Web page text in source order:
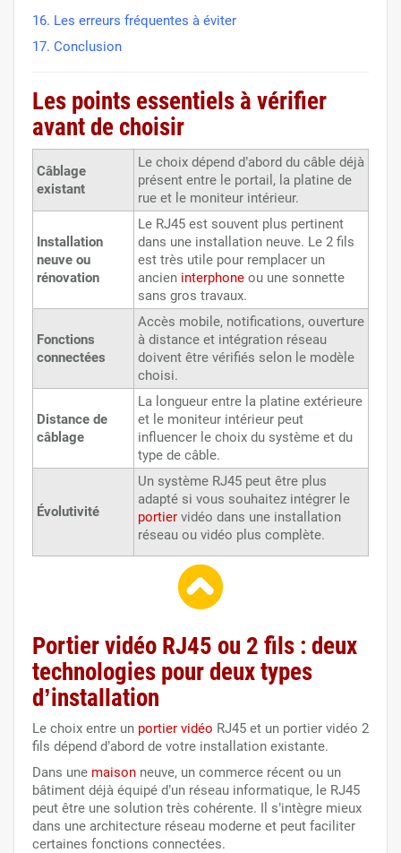
16. Les erreurs fréquentes à éviter
17. Conclusion
Les points essentiels à vérifier
avant de choisir
Câblage
existant
Le choix dépend d’abord du câble déjà
présent entre le portail, la platine de
rue et le moniteur intérieur.
Installation
neuve ou
rénovation
Le RJ45 est souvent plus pertinent
dans une installation neuve. Le 2 fils
est très utile pour remplacer un
ancien interphone ou une sonnette
sans gros travaux.
Fonctions
connectées
Accès mobile, notifications, ouverture
à distance et intégration réseau
doivent être vérifiés selon le modèle
choisi.
Distance de
câblage
La longueur entre la platine extérieure
et le moniteur intérieur peut
influencer le choix du système et du
type de câble.
Évolutivité
Un système RJ45 peut être plus
adapté si vous souhaitez intégrer le
portier vidéo dans une installation
réseau ou vidéo plus complète.
Portier vidéo RJ45 ou 2 fils : deux
technologies pour deux types
d’installation
Le choix entre un portier vidéo RJ45 et un portier vidéo 2
fils dépend d’abord de votre installation existante.
Dans une maison neuve, un commerce récent ou un
bâtiment déjà équipé d’un réseau informatique, le RJ45
peut être une solution très cohérente. Il s’intègre mieux
dans une architecture réseau moderne et peut faciliter
certaines fonctions connectées.